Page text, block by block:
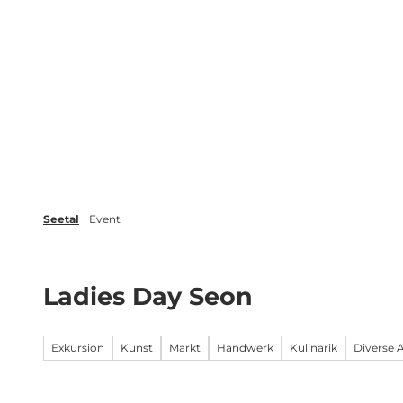
Seetal Event
Ladies Day Seon
Exkursion Kunst Markt Handwerk Kulinarik Diverse